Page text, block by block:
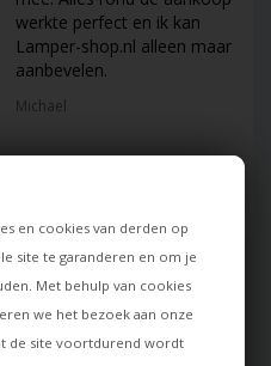
en cookies van derden op
site te garanderen en om je
Met behulp van cookies
we het bezoek aan onze
de site voortdurend wordt
werkte perfect en ik kan
Lamper-shop.nl alleen maar
aanbevelen.
Michael
& TIPS